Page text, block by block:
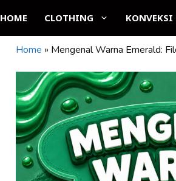
HOME CLOTHING KONVEKSI
Home » Mengenal Warna Emerald: